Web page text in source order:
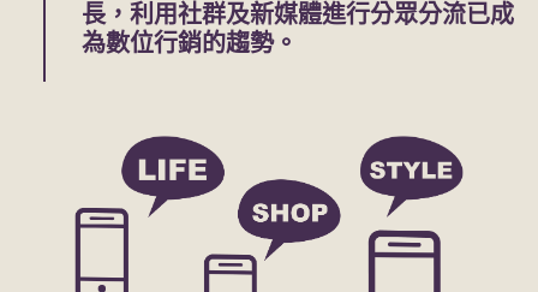
長，利用社群及新媒體進行分眾分流已成
為數位行銷的趨勢。